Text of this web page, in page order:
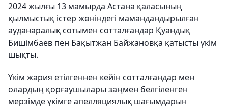
2024 жылғы 13 мамырда Астана қаласының
қылмыстық істер жөніндегі мамандандырылған
ауданаралық сотымен сотталғандар Қуандық
Бишімбаев пен Бақытжан Байжановқа қатысты үкім
шықты.
Үкім жария етілгеннен кейін сотталғандар мен
олардың қорғаушылары заңмен белгіленген
мерзімде үкімге апелляциялық шағымдарын